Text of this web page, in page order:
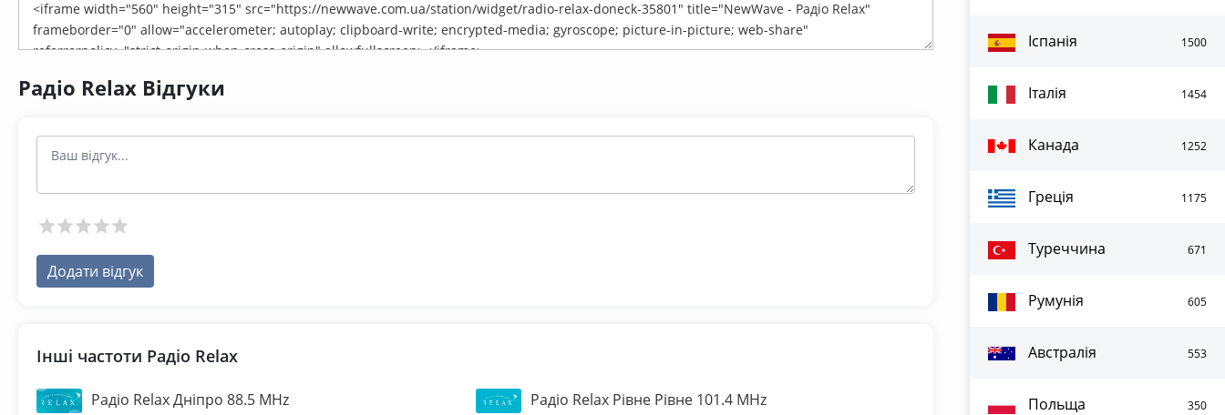
Іспанія 1500
Італія 1454
Канада 1252
Греція 1175
Туреччина 671
Румунія 605
Австралія 553
Польща 350
Радіо Relax Відгуки
Додати відгук
Інші частоти Радіо Relax
Радіо Relax Дніпро 88.5 MHz
Радіо Relax Рівне Рівне 101.4 MHz